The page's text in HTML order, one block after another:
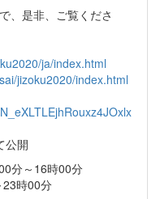
、是非、ご覧くださ
ja/index.html
jizoku2020/index.html
公開
分～16時00分
時00分